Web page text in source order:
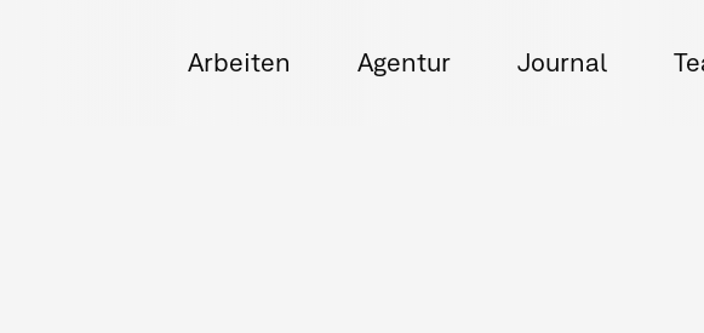
Arbeiten Agentur Journal